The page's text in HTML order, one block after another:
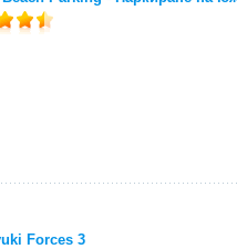
Forces 3